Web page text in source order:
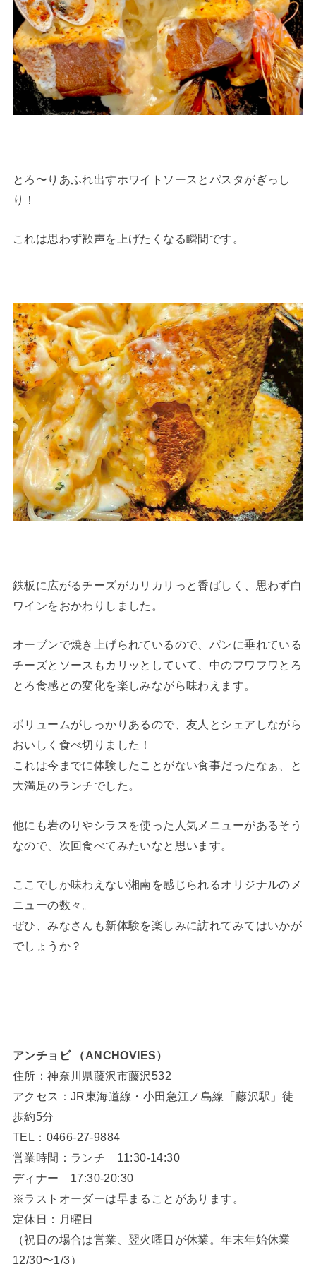
とろ〜りあふれ出すホワイトソースとパスタがぎっし
り！
これは思わず歓声を上げたくなる瞬間です。
鉄板に広がるチーズがカリカリっと香ばしく、思わず白
ワインをおかわりしました。
オーブンで焼き上げられているので、パンに垂れている
チーズとソースもカリッとしていて、中のフワフワとろ
とろ食感との変化を楽しみながら味わえます。
ボリュームがしっかりあるので、友人とシェアしながら
おいしく食べ切りました！
これは今までに体験したことがない食事だったなぁ、と
大満足のランチでした。
他にも岩のりやシラスを使った人気メニューがあるそう
なので、次回食べてみたいなと思います。
ここでしか味わえない湘南を感じられるオリジナルのメ
ニューの数々。
ぜひ、みなさんも新体験を楽しみに訪れてみてはいかが
でしょうか？
アンチョビ （ANCHOVIES）
住所：神奈川県藤沢市藤沢532
アクセス：JR東海道線・小田急江ノ島線「藤沢駅」徒
歩約5分
TEL：0466-27-9884
営業時間：ランチ 11:30-14:30
ディナー 17:30-20:30
※ラストオーダーは早まることがあります。
定休日：月曜日
（祝日の場合は営業、翌火曜日が休業。年末年始休業
12/30〜1/3）